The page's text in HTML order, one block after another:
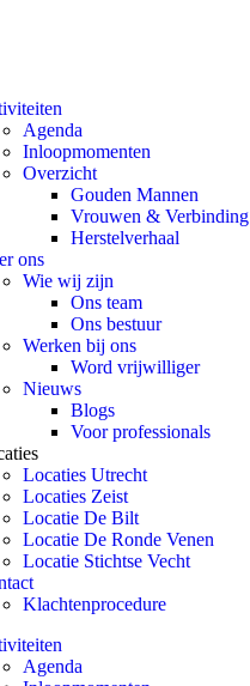
Agenda
Inloopmomenten
Overzicht
Gouden Mannen
Vrouwen & Verbinding
Herstelverhaal
ons
Wie wij zijn
Ons team
Ons bestuur
Werken bij ons
Word vrijwilliger
Nieuws
Blogs
Voor professionals
Locaties Utrecht
Locaties Zeist
Locatie De Bilt
Locatie De Ronde Venen
Locatie Stichtse Vecht
Klachtenprocedure
Agenda